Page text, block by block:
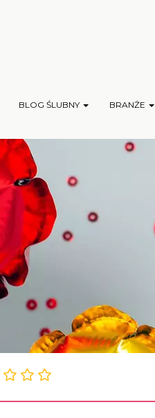
BLOG ŚLUBNY BRANŻE